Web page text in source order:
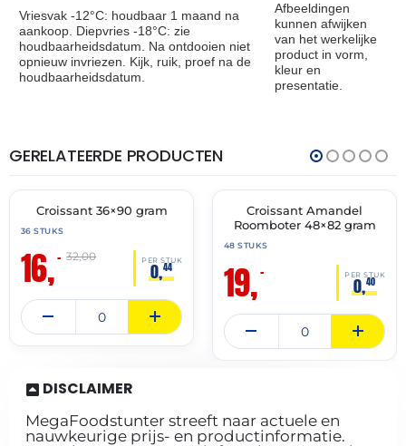
Vriesvak -12°C: houdbaar 1 maand na
aankoop. Diepvries -18°C: zie
houdbaarheidsdatum. Na ontdooien niet
opnieuw invriezen. Kijk, ruik, proef na de
houdbaarheidsdatum.
Afbeeldingen
kunnen afwijken
van het werkelijke
product in vorm,
kleur en
presentatie.
GERELATEERDE PRODUCTEN
🔥 OP=OP
THT:
30-
Croissant 36×90 gram
36 STUKS
16,– PER STUK
0,44
32,00
🔥 OP=OP
Croissant Amandel
Roomboter 48×82 gram
48 STUKS
19,– PER STUK
0,40
DISCLAIMER
MegaFoodstunter streeft naar actuele en
nauwkeurige prijs- en productinformatie.